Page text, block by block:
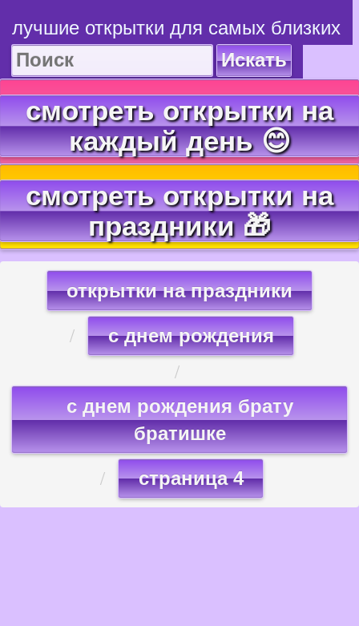
лучшие открытки для самых близких
Искать
смотреть открытки на
каждый день 😊
смотреть открытки на
праздники 🎁
открытки на праздники
с днем рождения
с днем рождения брату
братишке
страница 4